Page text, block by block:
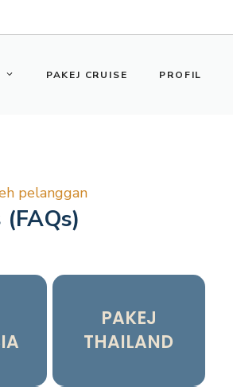
PAKEJ CRUISE PROFIL
pelanggan
PAKEJ
THAILAND